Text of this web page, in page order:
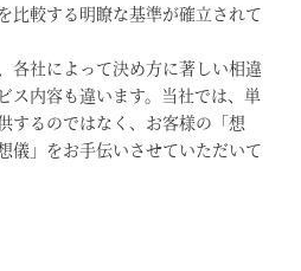
比較する明瞭な基準が確立されて
各社によって決め方に著しい相違
ス内容も違います。当社では、単
するのではなく、お客様の「想
儀」をお手伝いさせていただいて